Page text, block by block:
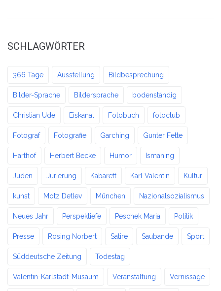
SCHLAGWÖRTER
366 Tage Ausstellung Bildbesprechung
Bilder-Sprache Bildersprache bodenständig
Christian Ude Eiskanal Fotobuch fotoclub
Fotograf Fotografie Garching Gunter Fette
Harthof Herbert Becke Humor Ismaning
Juden Jurierung Kabarett Karl Valentin Kultur
kunst Motz Detlev München Nazionalsozialismus
Neues Jahr Perspektiefe Peschek Maria Politik
Presse Rosing Norbert Satire Saubande Sport
Süddeutsche Zeitung Todestag
Valentin-Karlstadt-Musäum Veranstaltung Vernissage